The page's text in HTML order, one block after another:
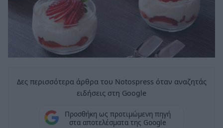
Δες περισσότερα άρθρα του Notospress όταν αναζητάς
ειδήσεις στη Google
Προσθήκη ως προτιμώμενη πηγή
στα αποτελέσματα της Google